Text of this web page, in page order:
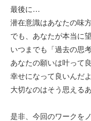
最後に…
潜在意識はあなたの味方
でも、あなたが本当に
いつまでも「過去の思
あなたの願いは叶って
幸せになって良いんだよ
大切なのはそう思える
是非、今回のワークを